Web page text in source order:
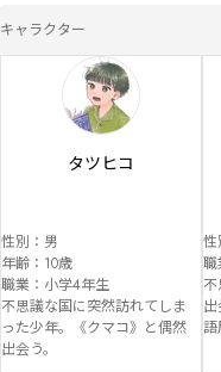
キャラクター
タツヒコ
性別：男
年齢：10歳
職業：小学4年生
不思議な国に突然訪れてしま
った少年。《クマコ》と偶然
出会う。
性
職
語